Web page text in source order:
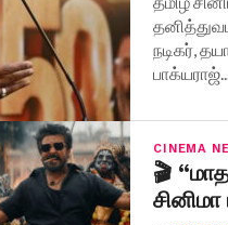
நடிகர்,
CINEMA
🎬